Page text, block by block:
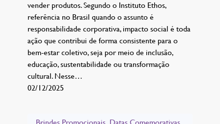
vender produtos. Segundo o Instituto Ethos,
referência no Brasil quando o assunto é
responsabilidade corporativa, impacto social é toda
ação que contribui de forma consistente para o
bem-estar coletivo, seja por meio de inclusão,
educação, sustentabilidade ou transformação
cultural. Nesse…
02/12/2025